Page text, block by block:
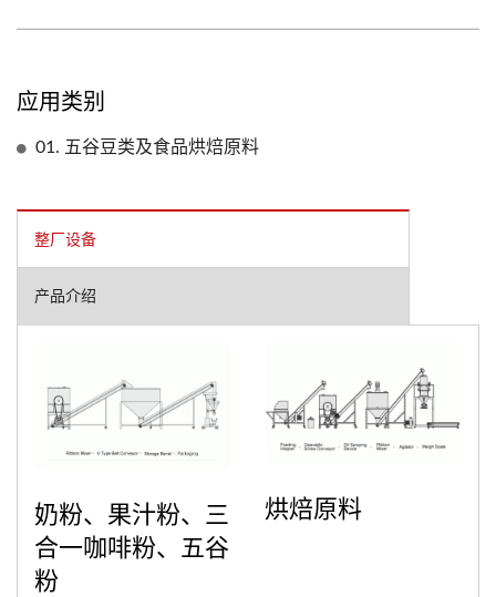
应用类别
01. 五谷豆类及食品烘焙原料
整厂设备
产品介绍
奶粉、果汁粉、三
合一咖啡粉、五谷
粉
烘焙原料